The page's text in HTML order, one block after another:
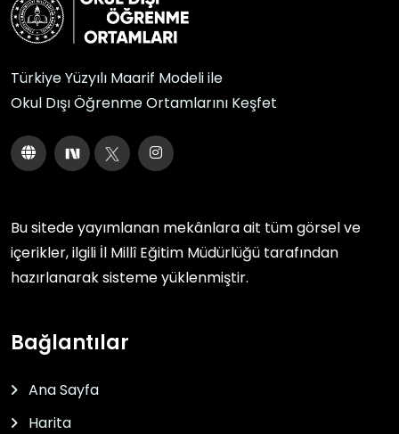
Türkiye Yüzyılı Maarif Modeli ile
Okul Dışı Öğrenme Ortamlarını Keşfet
Bu sitede yayımlanan mekânlara ait tüm görsel ve
içerikler, ilgili İl Millî Eğitim Müdürlüğü tarafından
hazırlanarak sisteme yüklenmiştir.
Bağlantılar
Ana Sayfa
Harita